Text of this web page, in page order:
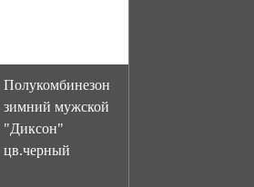
Полукомбинезон
зимний мужской
"Диксон"
цв.черный